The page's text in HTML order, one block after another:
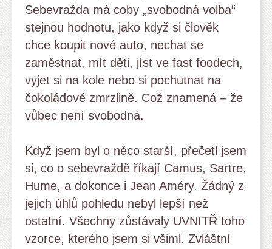
Sebevražda má coby „svobodná volba“
stejnou hodnotu, jako když si člověk
chce koupit nové auto, nechat se
zaměstnat, mít děti, jíst ve fast foodech,
vyjet si na kole nebo si pochutnat na
čokoládové zmrzlině. Což znamená – že
vůbec není svobodná.
Když jsem byl o něco starší, přečetl jsem
si, co o sebevraždě říkají Camus, Sartre,
Hume, a dokonce i Jean Améry. Žádný z
jejich úhlů pohledu nebyl lepší než
ostatní. Všechny zůstávaly UVNITŘ toho
vzorce, kterého jsem si všiml. Zvláštní